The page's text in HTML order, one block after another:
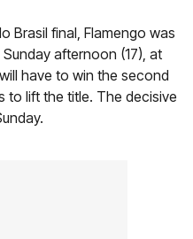
Brasil final, Flamengo was
afternoon (17), at
have to win the second
to lift the title. The decisive